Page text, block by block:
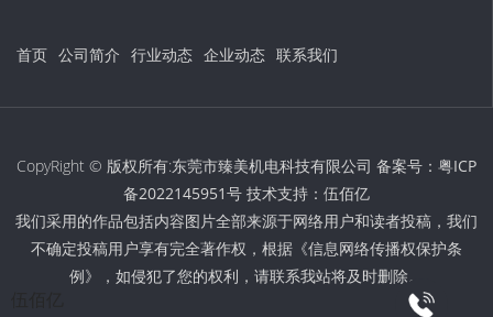
首页 公司简介 行业动态 企业动态 联系我们
CopyRight © 版权所有:东莞市臻美机电科技有限公司 备案号： 粤ICP
备2022145951号 技术支持： 伍佰亿
我们采用的作品包括内容图片全部来源于网络用户和读者投稿，我们
不确定投稿用户享有完全著作权，根据《信息网络传播权保护条
例》，如侵犯了您的权利，请联系我站将及时删除。